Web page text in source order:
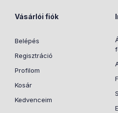
Vásárlói fiók
Belépés
Regisztráció
Profilom
Kosár
Kedvenceim